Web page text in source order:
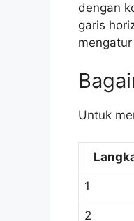
dengan
garis
Untuk
1
2